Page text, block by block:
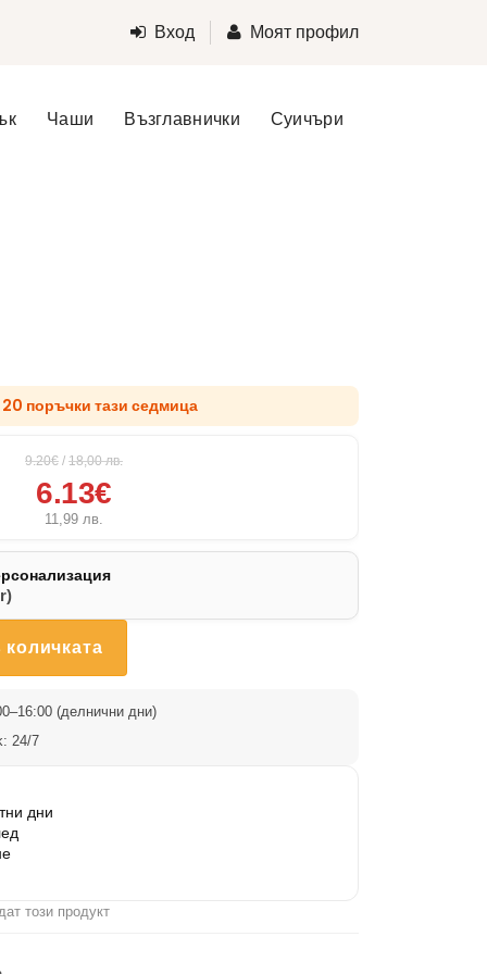
Вход Моят профил
Чаши Възглавнички Суичъри
поръчки тази седмица
9.20€ / 18,00лв.
6.13€
11,99 лв.
(делнични дни)
24/7
дни
този продукт